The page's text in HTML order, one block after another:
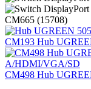
CM193 Hub
CM498 Hub